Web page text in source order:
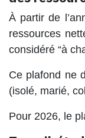
À partir de
ressources
considéré “à
Ce plafond ne
(isolé, marié,
Pour 2026, le